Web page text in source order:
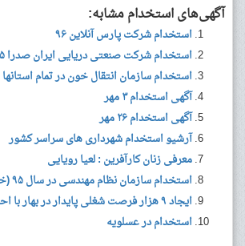
آگهی‌های استخدام مشابه:
استخدام شرکت پارس آنلاین ۹۶
استخدام شرکت صنعتی دریایی ایران صدرا ۹۵
استخدام سازمان انتقال خون در تمام استانها
آگهی استخدام ۳ مهر
آگهی استخدام ۲۶ مهر
آرشیو استخدام شهرداری های سراسر کشور
معرفی زنان کارآفرین : لعیا رویایی
استخدام سازمان نظام مهندسی در سال ۹۵ (خبر جدید)
ایجاد ۹ هزار فرصت شغلی پایدار در بهار با احیای ۱۳۰ واحد صنعتی
استخدام در عسلویه